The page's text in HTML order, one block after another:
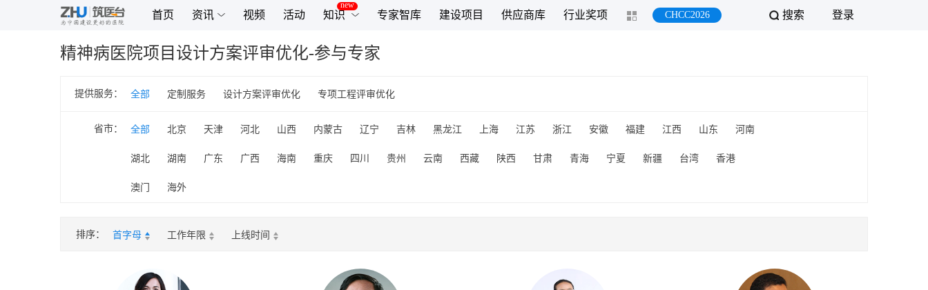
登录
搜索
首页 资讯 视频 活动 知识 专家智库 建设项目 供应商库 行业奖项 CHCC2026
精神病医院项目设计方案评审优化-参与专家
提供服务： 全部 定制服务 设计方案评审优化 专项工程评审优化
省市： 全部 北京 天津 河北 山西 内蒙古 辽宁 吉林 黑龙江 上海 江苏 浙江 安徽 福建 江西 山东 河南
湖北 湖南 广东 广西 海南 重庆 四川 贵州 云南 西藏 陕西 甘肃 青海 宁夏 新疆 台湾 香港
澳门 海外
排序： 首字母 工作年限 上线时间